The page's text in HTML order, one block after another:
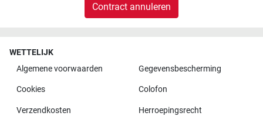
Contract annuleren
WETTELIJK
Algemene voorwaarden
Gegevensbescherming
Cookies Colofon
Verzendkosten Herroepingsrecht